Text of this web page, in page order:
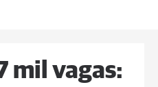
mil vagas: